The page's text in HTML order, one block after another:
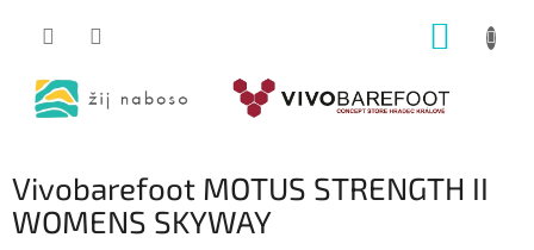
Vivobarefoot MOTUS STRENGTH II
WOMENS SKYWAY